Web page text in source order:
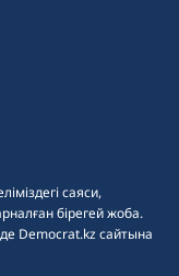
саяси,
бірегей жоба.
Democrat.kz сайтына